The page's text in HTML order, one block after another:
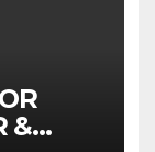
&